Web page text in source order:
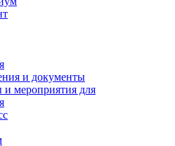
и документы
мероприятия для